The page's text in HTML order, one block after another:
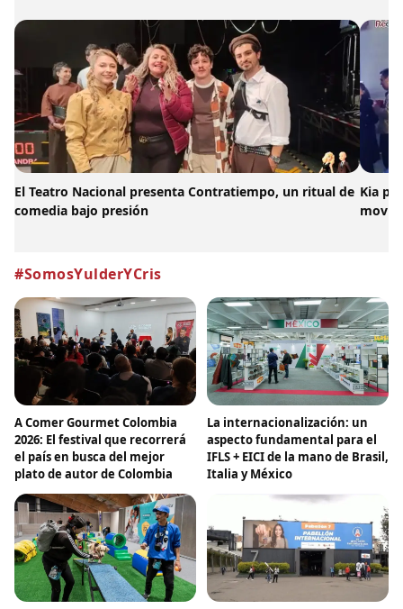
El Teatro Nacional presenta Contratiempo, un ritual de
comedia bajo presión
Kia
#SomosYulderYCris
A Comer Gourmet Colombia
2026: El festival que recorrerá
el país en busca del mejor
plato de autor de Colombia
La internacionalización: un
aspecto fundamental para el
IFLS + EICI de la mano de Brasil,
Italia y México